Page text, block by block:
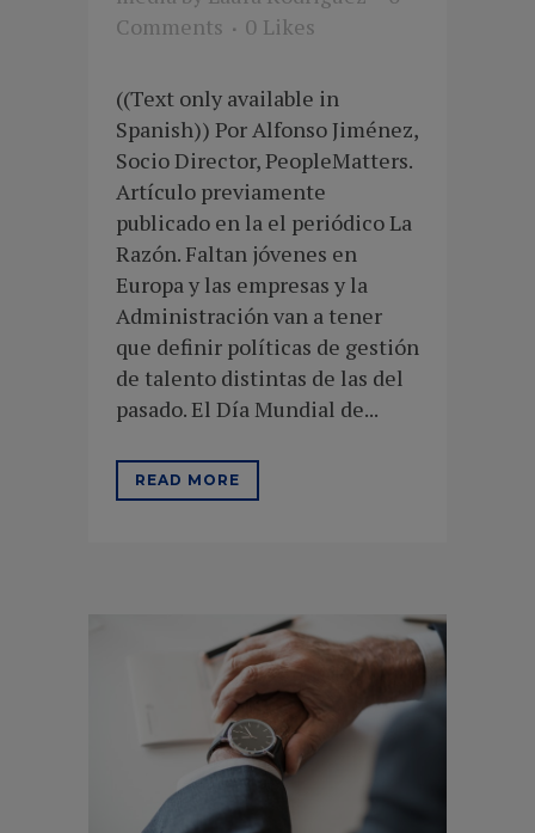
Comments
0 Likes
((Text only available in
Spanish)) Por Alfonso Jiménez,
Socio Director, PeopleMatters.
Artículo previamente
publicado en la el periódico La
Razón. Faltan jóvenes en
Europa y las empresas y la
Administración van a tener
que definir políticas de gestión
de talento distintas de las del
pasado. El Día Mundial de...
READ MORE